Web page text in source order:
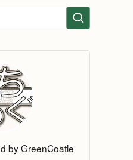
by GreenCoatle